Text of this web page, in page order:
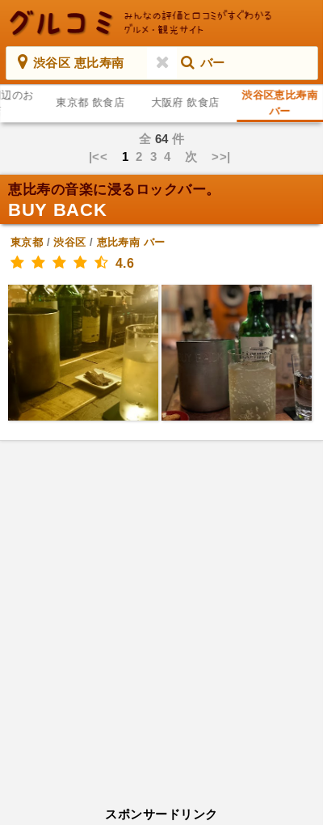
渋谷区 恵比寿南 バー
のお
東京都 飲食店 大阪府 飲食店
渋谷区恵比寿南
バー
全 64件
|<< 12 3 4 次 >>|
恵比寿の音楽に浸るロックバー。
BUY BACK
東京都 /渋谷区 / 恵比寿南 バー
4.6
スポンサードリンク